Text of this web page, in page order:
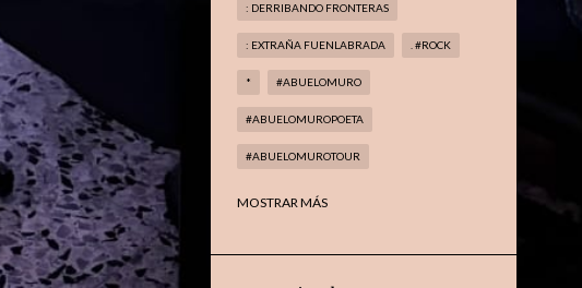
: DERRIBANDO FRONTERAS
: EXTRAÑA FUENLABRADA . #ROCK
* #ABUELOMURO
#ABUELOMUROPOETA
#ABUELOMUROTOUR
#ABUELOMUROTROVADOR
MOSTRAR MÁS